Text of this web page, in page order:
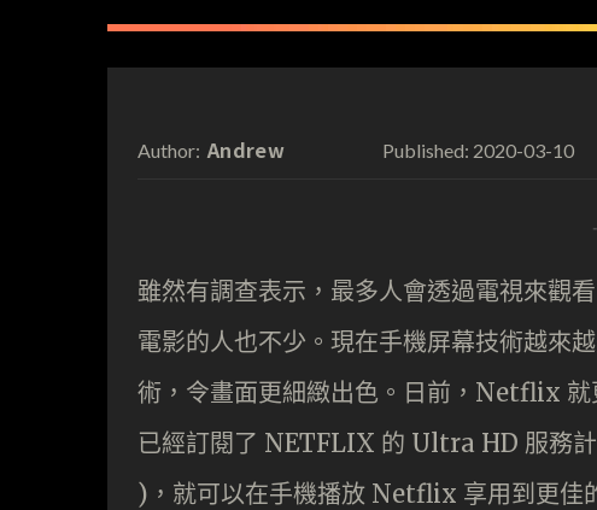
Author: Andrew Published: 2020-03-10
雖然有調查表示，最多人會透過電視來觀
電影的人也不少。現在手機屏幕技術越來
術，令畫面更細緻出色。日前，Netflix
已經訂閱了 NETFLIX 的 Ultra HD 服務
)，就可以在手機播放 Netflix 享用到更佳